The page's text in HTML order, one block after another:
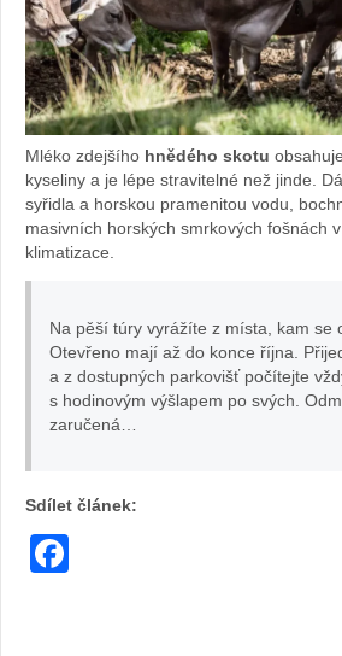
Mléko zdejšího hnědého skotu
kyseliny a je lépe stravitelné než jinde.
syřidla a horskou pramenitou vodu,
masivních horských smrkových fošnách
klimatizace.
Na pěší túry vyrážíte z místa, kam se
Otevřeno mají až do konce října.
a z dostupných parkovišť počítejte
s hodinovým výšlapem po svých.
zaručená…
Sdílet článek: